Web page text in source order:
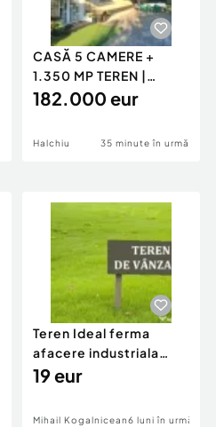
CASĂ 5 CAMERE +
1.350 MP TEREN |
HALCHIU, BRASOV |
182.000 eur
Halchiu 35 minute în urmă
Teren Ideal ferma
afacere industriala
deschidere 71 ml la
19 eur
Mihail Kogalniceanu6 luni în urmă